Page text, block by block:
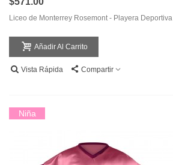
Liceo de Monterrey Rosemont - Playera Deportiva
Añadir Al Carrito
Vista Rápida Compartir
Niña